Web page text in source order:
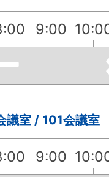
9:00
議室 / 101会議室
9:00